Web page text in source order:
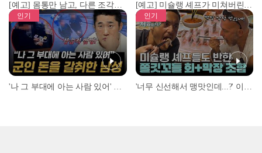
[예고] 몸통만 남고, 다른 조각은 어디에..? 시화호에서 드러난 충격적인 토막 살인사건! [예고] 미슐랭 셰프가 미쳐버린 이유! 본능이 깨어난 사건은?
인기 인기